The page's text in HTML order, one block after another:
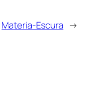
Materia-Escura →